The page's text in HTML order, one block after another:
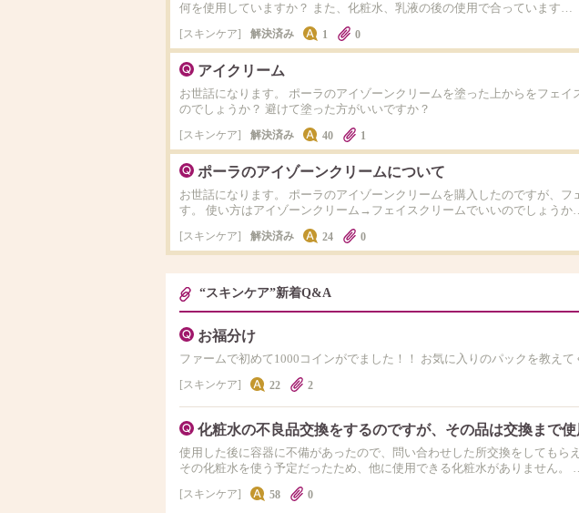
何を使用していますか？ また、化粧水、乳液の後の使用で合っています…
スキンケア 解決済み 1 0
アイクリーム
お世話になります。 ポーラのアイゾーンクリームを塗った上からをフェイ
のでしょうか？ 避けて塗った方がいいですか？
スキンケア 解決済み 40 1
ポーラのアイゾーンクリームについて
お世話になります。 ポーラのアイゾーンクリームを購入したのですが、
す。 使い方はアイゾーンクリーム→フェイスクリームでいいのでしょうか
スキンケア 解決済み 24 0
“スキンケア”新着Q&A
お福分け
ファームで初めて1000コインがでました！！ お気に入りのパックを教えて
スキンケア 22 2
化粧水の不良品交換をするのですが、その品は交換まで
使用した後に容器に不備があったので、問い合わせした所交換をしてもら
その化粧水を使う予定だったため、他に使用できる化粧水がありません。
スキンケア 58 0